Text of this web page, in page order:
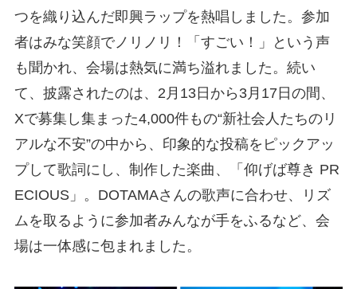
つを織り込んだ即興ラップを熱唱しました。参加
者はみな笑顔でノリノリ！「すごい！」という声
も聞かれ、会場は熱気に満ち溢れました。続い
て、披露されたのは、2月13日から3月17日の間、
Xで募集し集まった4,000件もの“新社会人たちのリ
アルな不安”の中から、印象的な投稿をピックアッ
プして歌詞にし、制作した楽曲、「仰げば尊き PR
ECIOUS」。DOTAMAさんの歌声に合わせ、リズ
ムを取るように参加者みんなが手をふるなど、会
場は一体感に包まれました。